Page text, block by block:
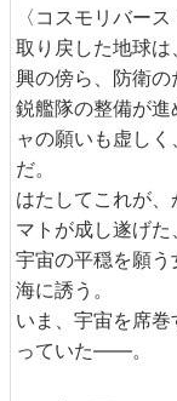
〈コスモリバー
取り戻した地球
興の傍ら、防衛
鋭艦隊の整備が
ャの願いも虚し
だ。
はたしてこれが
マトが成し遂げ
宇宙の平穏を願
海に誘う。
いま、宇宙を席
っていた――。